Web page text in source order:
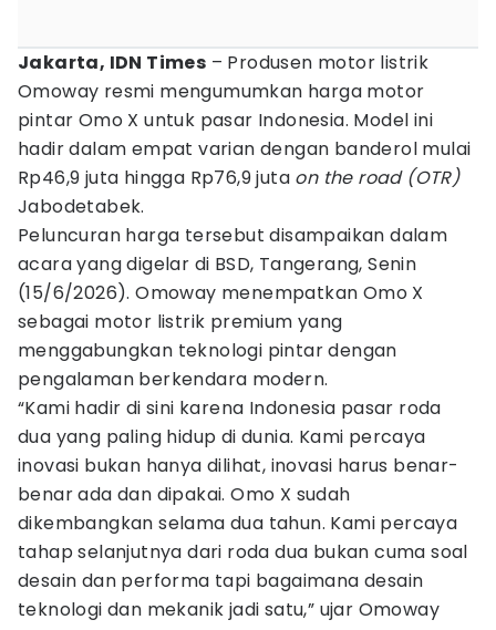
Jakarta, IDN Times – Produsen motor listrik
Omoway resmi mengumumkan harga motor
pintar Omo X untuk pasar Indonesia. Model ini
hadir dalam empat varian dengan banderol mulai
Rp46,9 juta hingga Rp76,9 juta on the road (OTR)
Jabodetabek.
Peluncuran harga tersebut disampaikan dalam
acara yang digelar di BSD, Tangerang, Senin
(15/6/2026). Omoway menempatkan Omo X
sebagai motor listrik premium yang
menggabungkan teknologi pintar dengan
pengalaman berkendara modern.
“Kami hadir di sini karena Indonesia pasar roda
dua yang paling hidup di dunia. Kami percaya
inovasi bukan hanya dilihat, inovasi harus benar-
benar ada dan dipakai. Omo X sudah
dikembangkan selama dua tahun. Kami percaya
tahap selanjutnya dari roda dua bukan cuma soal
desain dan performa tapi bagaimana desain
teknologi dan mekanik jadi satu,” ujar Omoway